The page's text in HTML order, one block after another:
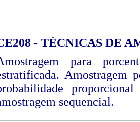
- TÉCNICAS DE
para
Amostragem
sequencial.